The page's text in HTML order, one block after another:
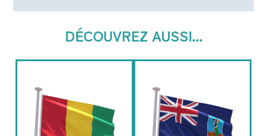
DÉCOUVREZ AUSSI...